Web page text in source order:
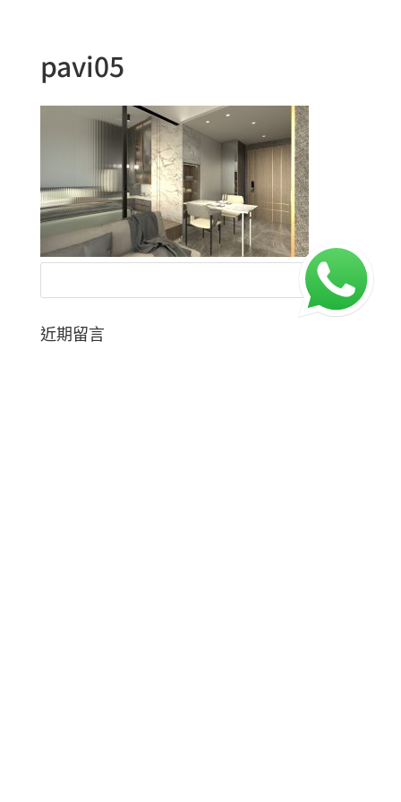
pavi05
近期留言